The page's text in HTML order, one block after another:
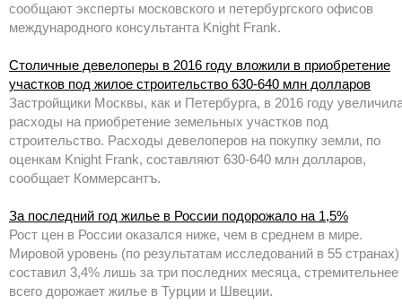
сообщают эксперты московского и петербургского офисов
международного консультанта Knight Frank.
Столичные девелоперы в 2016 году вложили в приобретение
участков под жилое строительство 630-640 млн долларов
Застройщики Москвы, как и Петербурга, в 2016 году
расходы на приобретение земельных участков под
строительство. Расходы девелоперов на покупку земли, по
оценкам Knight Frank, составляют 630-640 млн долларов,
сообщает Коммерсантъ.
За последний год жилье в России подорожало на 1,5%
Рост цен в России оказался ниже, чем в среднем в мире.
Мировой уровень (по результатам исследований в 55 странах)
составил 3,4% лишь за три последних месяца, стремительнее
всего дорожает жилье в Турции и Швеции.